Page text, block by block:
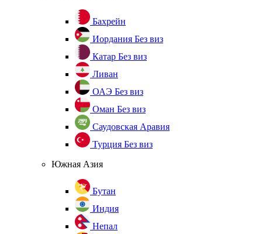
Бахрейн
Иордания Без виз
Катар Без виз
Ливан
ОАЭ Без виз
Оман Без виз
Саудовская Аравия
Турция Без виз
Южная Азия
Бутан
Индия
Непал